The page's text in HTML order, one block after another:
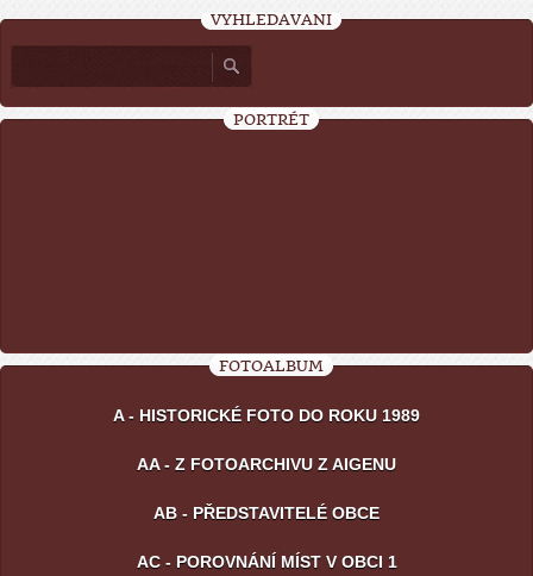
VYHLEDÁVÁNÍ
PORTRÉT
FOTOALBUM
A - HISTORICKÉ FOTO DO ROKU 1989
AA - Z FOTOARCHIVU Z AIGENU
AB - PŘEDSTAVITELÉ OBCE
AC - POROVNÁNÍ MÍST V OBCI 1